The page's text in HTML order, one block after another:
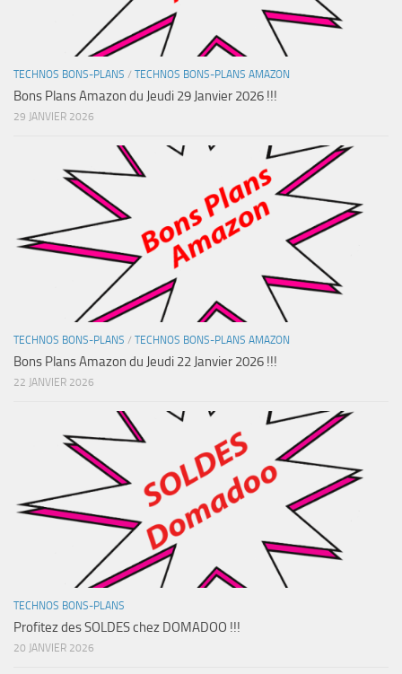
TECHNOS BONS-PLANS / TECHNOS BONS-PLANS AMAZON
Bons Plans Amazon du Jeudi 29 Janvier 2026 !!!
29 JANVIER 2026
TECHNOS BONS-PLANS / TECHNOS BONS-PLANS AMAZON
Bons Plans Amazon du Jeudi 22 Janvier 2026 !!!
22 JANVIER 2026
TECHNOS BONS-PLANS
Profitez des SOLDES chez DOMADOO !!!
20 JANVIER 2026